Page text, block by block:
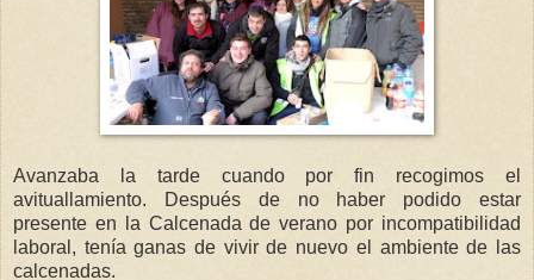
Avanzaba la tarde cuando por fin recogimos el
avituallamiento. Después de no haber podido estar
presente en la Calcenada de verano por incompatibilidad
laboral, tenía ganas de vivir de nuevo el ambiente de las
calcenadas.